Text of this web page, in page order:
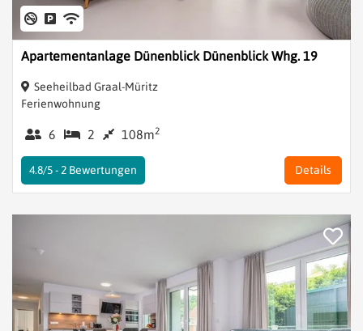
Apartementanlage Dünenblick Dünenblick Whg. 19
Seeheilbad Graal-Müritz
Ferienwohnung
6 2 108m2
Details
4.8/5 - 2 Bewertungen